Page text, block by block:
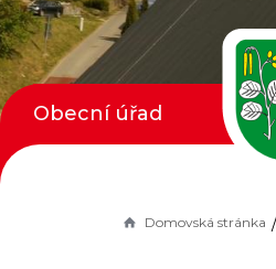
Domovská stránka
Obecní úřad